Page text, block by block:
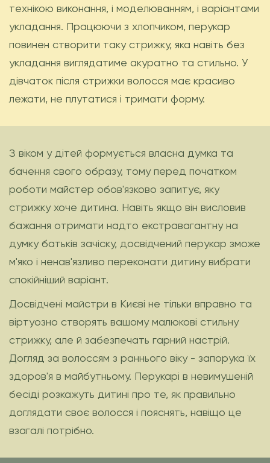
технікою виконання, і моделюванням, і варіантами
укладання. Працюючи з хлопчиком, перукар
повинен створити таку стрижку, яка навіть без
укладання виглядатиме акуратно та стильно. У
дівчаток після стрижки волосся має красиво
лежати, не плутатися і тримати форму.
З віком у дітей формується власна думка та
бачення свого образу, тому перед початком
роботи майстер обов'язково запитує, яку
стрижку хоче дитина. Навіть якщо він висловив
бажання отримати надто екстравагантну на
думку батьків зачіску, досвідчений перукар зможе
м'яко і ненав'язливо переконати дитину вибрати
спокійніший варіант.
Досвідчені майстри в Києві не тільки вправно та
віртуозно створять вашому малюкові стильну
стрижку, але й забезпечать гарний настрій.
Догляд за волоссям з раннього віку - запорука їх
здоров'я в майбутньому. Перукарі в невимушеній
бесіді розкажуть дитині про те, як правильно
доглядати своє волосся і пояснять, навіщо це
взагалі потрібно.